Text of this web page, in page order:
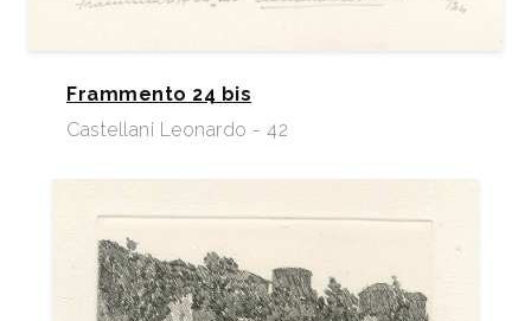
Frammento 24 bis
Castellani Leonardo - 42